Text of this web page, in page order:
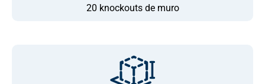
20 knockouts de muro